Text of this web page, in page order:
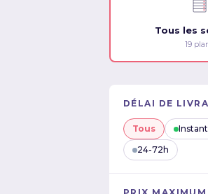
Tous les
19
DÉLAI DE
Tous
24-72h